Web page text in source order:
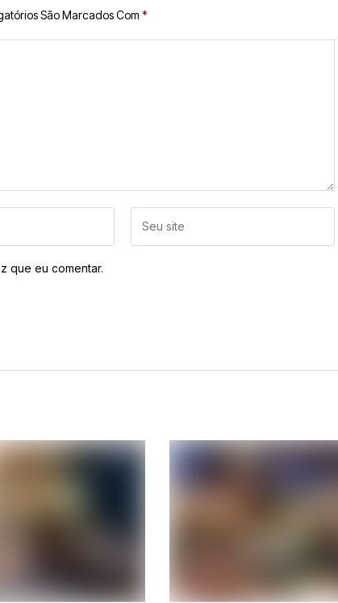
São Marcados Com *
que eu comentar.